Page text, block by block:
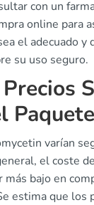
con un
online para
el adecuado y
su uso seguro.
Paquete
varían
el coste
bajo en
estima que los